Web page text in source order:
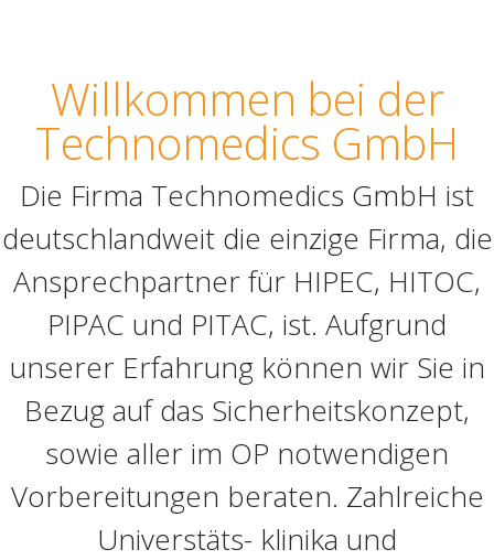
Willkommen bei der
Technomedics GmbH
Die Firma Technomedics GmbH ist
deutschlandweit die einzige Firma, die
Ansprechpartner für HIPEC, HITOC,
PIPAC und PITAC, ist. Aufgrund
unserer Erfahrung können wir Sie in
Bezug auf das Sicherheitskonzept,
sowie aller im OP notwendigen
Vorbereitungen beraten. Zahlreiche
Universtäts- klinika und